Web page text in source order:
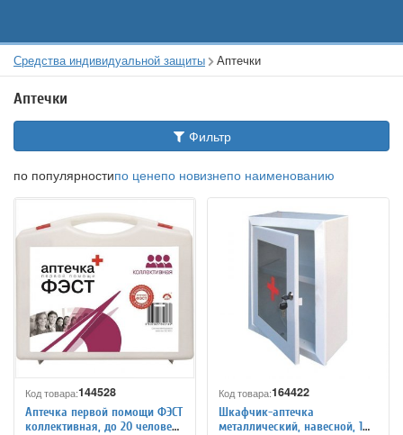
Средства индивидуальной защиты Аптечки
Аптечки
Фильтр
по популярностипо ценепо новизнепо наименованию
Код товара:144528
Аптечка первой помощи ФЭСТ
коллективная, до 20 человек,
Код товара:164422
Шкафчик-аптечка
металлический, навесной, 1